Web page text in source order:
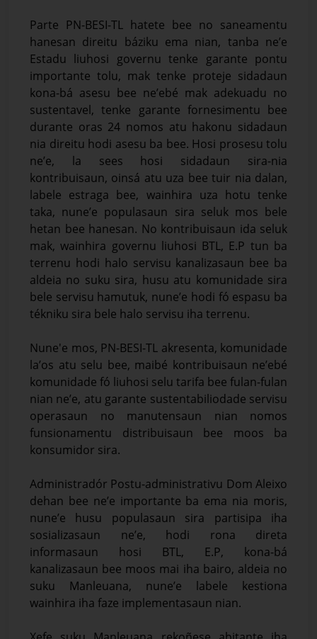
Parte PN-BESI-TL hatete bee no saneamentu
hanesan direitu báziku ema nian, tanba ne’e
Estadu liuhosi governu tenke garante pontu
importante tolu, mak tenke proteje sidadaun
kona-bá asesu bee ne’ebé mak adekuadu no
sustentavel, tenke garante fornesimentu bee
durante oras 24 nomos atu hakonu sidadaun
nia direitu hodi asesu ba bee. Hosi prosesu tolu
ne’e, la sees hosi sidadaun sira-nia
kontribuisaun, oinsá atu uza bee tuir nia dalan,
labele estraga bee, wainhira uza hotu tenke
taka, nune’e populasaun sira seluk mos bele
hetan bee hanesan. No kontribuisaun ida seluk
mak, wainhira governu liuhosi BTL, E.P tun ba
terrenu hodi halo servisu kanalizasaun bee ba
aldeia no suku sira, husu atu komunidade sira
bele servisu hamutuk, nune’e hodi fó espasu ba
tékniku sira bele halo servisu iha terrenu.
Nune'e mos, PN-BESI-TL akresenta, komunidade
la’os atu selu bee, maibé kontribuisaun ne’ebé
komunidade fó liuhosi selu tarifa bee fulan-fulan
nian ne’e, atu garante sustentabiliodade servisu
operasaun no manutensaun nian nomos
funsionamentu distribuisaun bee moos ba
konsumidor sira.
Administradór Postu-administrativu Dom Aleixo
dehan bee ne’e importante ba ema nia moris,
nune’e husu populasaun sira partisipa iha
sosializasaun ne’e, hodi rona direta
informasaun hosi BTL, E.P, kona-bá
kanalizasaun bee moos mai iha bairo, aldeia no
suku Manleuana, nune’e labele kestiona
wainhira iha faze implementasaun nian.